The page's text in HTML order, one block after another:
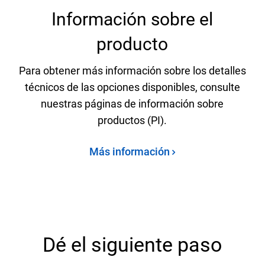
Información sobre el
producto
Para obtener más información sobre los detalles
técnicos de las opciones disponibles, consulte
nuestras páginas de información sobre
productos (PI).
Más información
Dé el siguiente paso